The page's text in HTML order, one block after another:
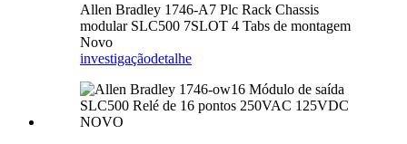
Allen Bradley 1746-A7 Plc Rack Chassis
modular SLC500 7SLOT 4 Tabs de montagem
Novo
investigaçãodetalhe